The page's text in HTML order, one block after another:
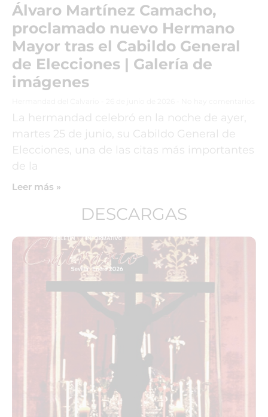
Álvaro Martínez Camacho,
proclamado nuevo Hermano
Mayor tras el Cabildo General
de Elecciones | Galería de
imágenes
La hermandad celebró en la noche de ayer,
martes 25 de junio, su Cabildo General de
Elecciones, una de las citas más importantes
de la
Leer más »
DESCARGAS